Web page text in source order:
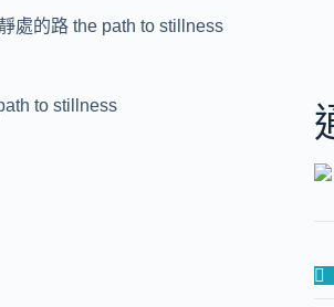
處的路 the path to stillness